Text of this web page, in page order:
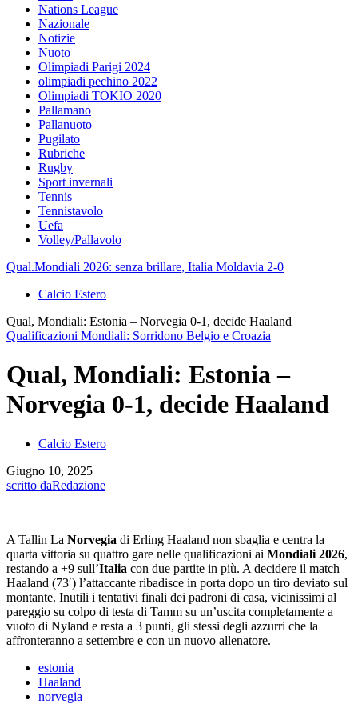
Nations League
Nazionale
Notizie
Nuoto
Olimpiadi Parigi 2024
olimpiadi pechino 2022
Olimpiadi TOKIO 2020
Pallamano
Pallanuoto
Pugilato
Rubriche
Rugby
Sport invernali
Tennis
Tennistavolo
Uefa
Volley/Pallavolo
Qual.Mondiali 2026: senza brillare, Italia Moldavia 2-0
Calcio Estero
Qual, Mondiali: Estonia – Norvegia 0-1, decide Haaland
Qualificazioni Mondiali: Sorridono Belgio e Croazia
Qual, Mondiali: Estonia –
Norvegia 0-1, decide Haaland
Calcio Estero
Giugno 10, 2025
scritto daRedazione
A Tallin La Norvegia di Erling Haaland non sbaglia e centra la
quarta vittoria su quattro gare nelle qualificazioni ai Mondiali 2026,
restando a +9 sull’Italia con due partite in più. A decidere il match
Haaland (73′) l’attaccante ribadisce in porta dopo un tiro deviato sul
montante. Inutili i tentativi finali dei padroni di casa, vicinissimi al
pareggio su colpo di testa di Tamm su un’uscita completamente a
vuoto di Nyland e resta a 3 punti, gli stessi degli azzurri che la
affronteranno a settembre e con un nuovo allenatore.
estonia
Haaland
norvegia